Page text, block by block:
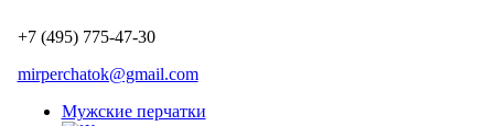
+7 (495) 775-47-30
mirperchatok@gmail.com
Мужские перчатки